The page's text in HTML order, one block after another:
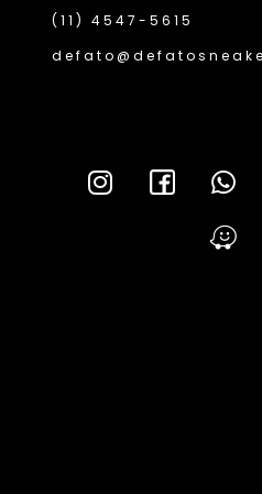
(11) 4547-5615